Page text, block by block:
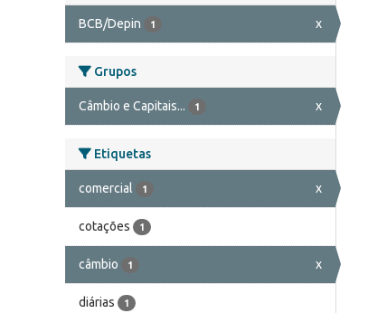
BCB/Depin 1 x
Grupos
Câmbio e Capitais... 1 x
Etiquetas
comercial 1 x
cotações 1
câmbio 1 x
diárias 1